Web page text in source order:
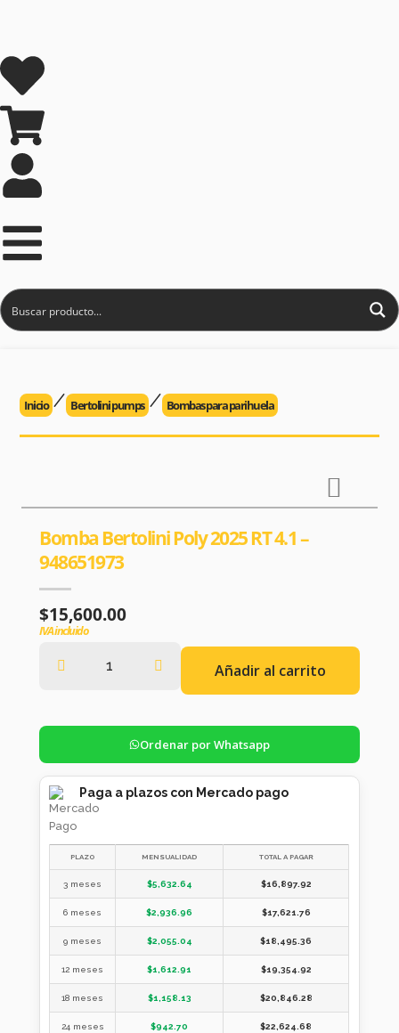
Inicio Bertolini pumps Bombas para parihuela
Bomba Bertolini Poly 2025 RT 4.1 –
948651973
$15,600.00
IVA incluido
Añadir al carrito
Ordenar por Whatsapp
Paga a plazos con Mercado pago
PLAZO MENSUALIDAD TOTAL A PAGAR
3 meses $5,632.64 $16,897.92
6 meses $2,936.96 $17,621.76
9 meses $2,055.04 $18,495.36
12 meses $1,612.91 $19,354.92
18 meses $1,158.13 $20,846.28
24 meses $942.70 $22,624.68